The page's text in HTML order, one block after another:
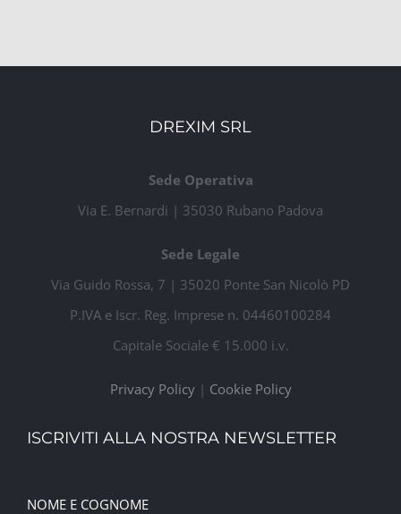
DREXIM SRL
Sede Operativa
Via E. Bernardi | 35030 Rubano Padova
Sede Legale
Via Guido Rossa, 7 | 35020 Ponte San Nicolò PD
P.IVA e Iscr. Reg. Imprese n. 04460100284
Capitale Sociale € 15.000 i.v.
Privacy Policy| Cookie Policy
ISCRIVITI ALLA NOSTRA NEWSLETTER
NOME E COGNOME